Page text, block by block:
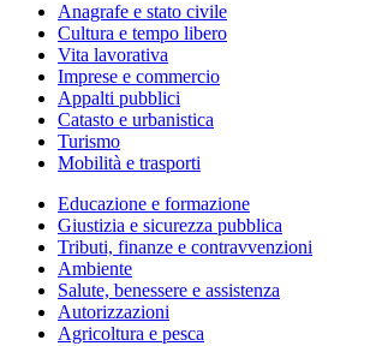
Anagrafe e stato civile
Cultura e tempo libero
Vita lavorativa
Imprese e commercio
Appalti pubblici
Catasto e urbanistica
Turismo
Mobilità e trasporti
Educazione e formazione
Giustizia e sicurezza pubblica
Tributi, finanze e contravvenzioni
Ambiente
Salute, benessere e assistenza
Autorizzazioni
Agricoltura e pesca